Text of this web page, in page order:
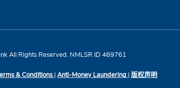
All Rights Reserved. NMLSR ID 469761
& Conditions Anti-Money Laundering 版权声明